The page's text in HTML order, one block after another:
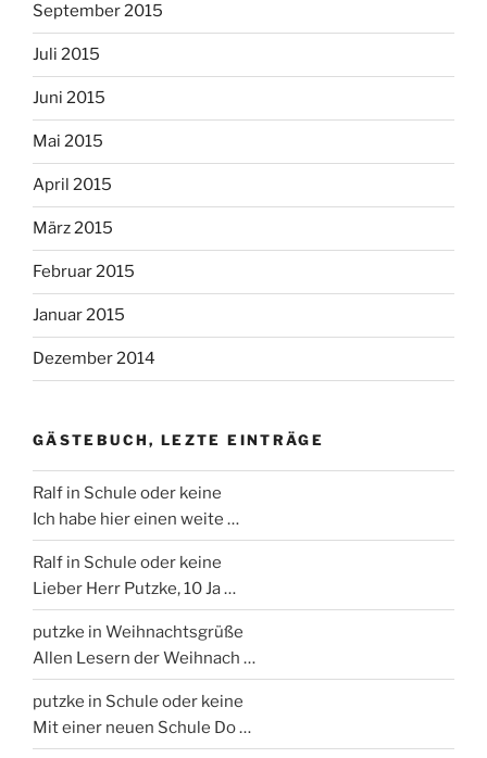
September 2015
Juli 2015
Juni 2015
Mai 2015
April 2015
März 2015
Februar 2015
Januar 2015
Dezember 2014
GÄSTEBUCH, LEZTE EINTRÄGE
Ralf in Schule oder keine
Ich habe hier einen weite …
Ralf in Schule oder keine
Lieber Herr Putzke, 10 Ja …
putzke in Weihnachtsgrüße
Allen Lesern der Weihnach …
putzke in Schule oder keine
Mit einer neuen Schule Do …